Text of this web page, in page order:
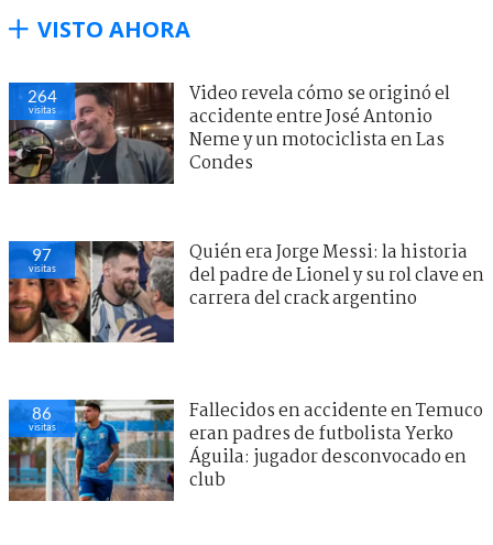
VISTO AHORA
264
visitas
Video revela cómo se originó el
accidente entre José Antonio
Neme y un motociclista en Las
Condes
97
visitas
Quién era Jorge Messi: la historia
del padre de Lionel y su rol clave en
carrera del crack argentino
86
visitas
Fallecidos en accidente en Temuco
eran padres de futbolista Yerko
Águila: jugador desconvocado en
club